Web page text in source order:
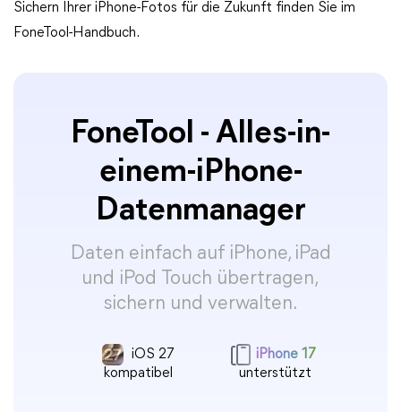
Sichern Ihrer iPhone-Fotos für die Zukunft finden Sie im
FoneTool-Handbuch.
FoneTool - Alles-in-
einem-iPhone-
Datenmanager
Daten einfach auf iPhone, iPad
und iPod Touch übertragen,
sichern und verwalten.
iOS 27
kompatibel
iPhone 17
unterstützt